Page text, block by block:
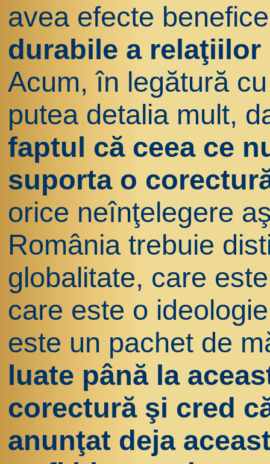
avea efecte
durabile a
Acum, în legătură
putea detalia mult,
faptul că ceea ce
suporta o
orice neînţelegere
România trebuie
globalitate, care
care este o
este un pachet de
luate până la
corectură şi cred
anunţat deja